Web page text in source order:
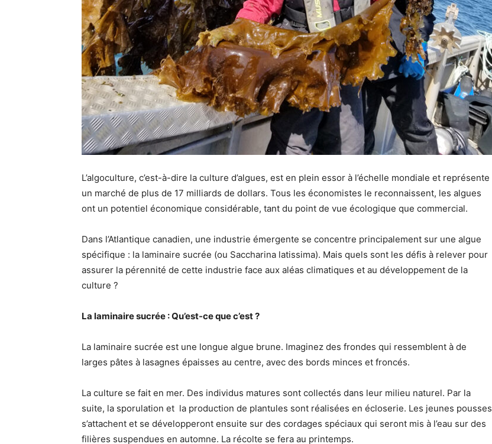
L’algoculture, c’est-à-dire la culture d’algues, est en plein essor à l’échelle mondiale et représente
un marché de plus de 17 milliards de dollars. Tous les économistes le reconnaissent, les algues
ont un potentiel économique considérable, tant du point de vue écologique que commercial.
Dans l’Atlantique canadien, une industrie émergente se concentre principalement sur une algue
spécifique : la laminaire sucrée (ou Saccharina latissima). Mais quels sont les défis à relever pour
assurer la pérennité de cette industrie face aux aléas climatiques et au développement de la
culture ?
La laminaire sucrée : Qu’est-ce que c’est ?
La laminaire sucrée est une longue algue brune. Imaginez des frondes qui ressemblent à de
larges pâtes à lasagnes épaisses au centre, avec des bords minces et froncés.
La culture se fait en mer. Des individus matures sont collectés dans leur milieu naturel. Par la
suite, la sporulation et la production de plantules sont réalisées en écloserie. Les jeunes pousses
s’attachent et se développeront ensuite sur des cordages spéciaux qui seront mis à l’eau sur des
filières suspendues en automne. La récolte se fera au printemps.